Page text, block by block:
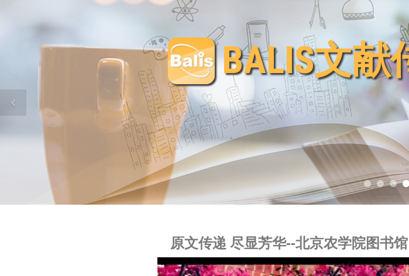
BALIS文
BALIS文
BALIS文
BALIS文
BALIS文
原文传递 尽显芳华--北京农学院图书